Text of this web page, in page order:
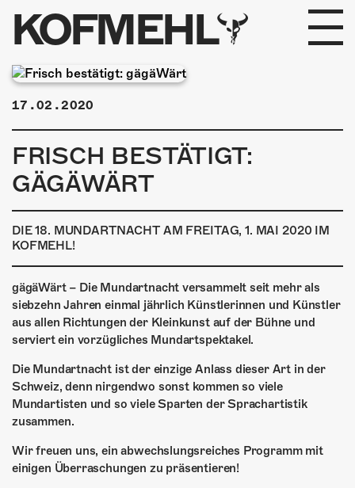
KOFMEHL
PROGRAMM
FABRIKGEFLÜSTER
GALERIE
PHOTOMAT
INFOS
KONTAKT
GÖNNEREI
MITMACHEN
17.02.2020
FRISCH BESTÄTIGT:
GÄGÄWÄRT
DIE 18. MUNDARTNACHT AM FREITAG, 1. MAI 2020 IM
KOFMEHL!
gägäWärt – Die Mundartnacht versammelt seit mehr als
siebzehn Jahren einmal jährlich Künstlerinnen und Künstler
aus allen Richtungen der Kleinkunst auf der Bühne und
serviert ein vorzügliches Mundartspektakel.
Die Mundartnacht ist der einzige Anlass dieser Art in der
Schweiz, denn nirgendwo sonst kommen so viele
Mundartisten und so viele Sparten der Sprachartistik
zusammen.
Wir freuen uns, ein abwechslungsreiches Programm mit
einigen Überraschungen zu präsentieren!